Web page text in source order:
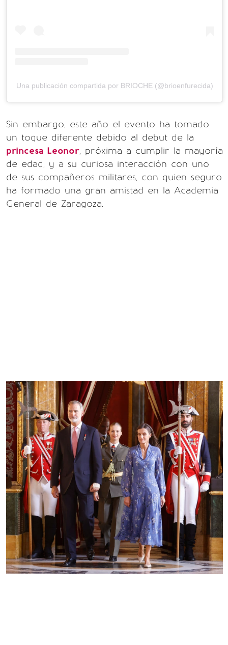
Una publicación compartida por BRIOCHE (@brioenfurecida)
Sin embargo, este año el evento ha tomado
un toque diferente debido al debut de la
princesa Leonor, próxima a cumplir la mayoría
de edad, y a su curiosa interacción con uno
de sus compañeros militares, con quien seguro
ha formado una gran amistad en la Academia
General de Zaragoza.